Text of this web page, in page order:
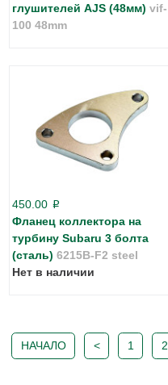
глушителей AJS (48мм) vif-
100 48mm
450.00 p
Фланец коллектора на
турбину Subaru 3 болта
(сталь) 6215B-F2 steel
Нет в наличии
НАЧАЛО < 1 2